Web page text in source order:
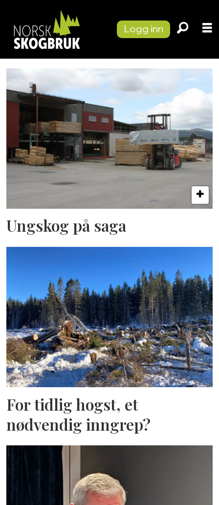
Logg inn
Tag:
stormskader
Ungskog på saga
For tidlig hogst, et
nødvendig inngrep?